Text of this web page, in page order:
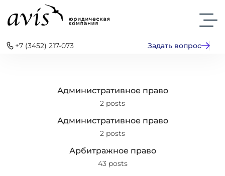
+7 (3452) 217-073 Задать вопрос
Административное право
2 posts
Административное право
2 posts
Арбитражное право
43 posts